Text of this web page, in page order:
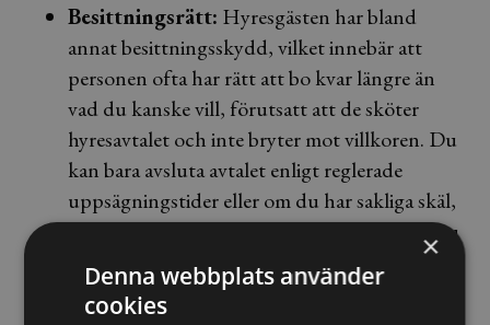
Besittningsrätt: Hyresgästen har bland
annat besittningsskydd, vilket innebär att
personen ofta har rätt att bo kvar längre än
vad du kanske vill, förutsatt att de sköter
hyresavtalet och inte bryter mot villkoren. Du
kan bara avsluta avtalet enligt reglerade
uppsägningstider eller om du har sakliga skäl,
så som utebliven hyra och grov misskötsel. Du
och hyresgästen kan dock avtala bort
besittningsrätten, men det kräver att ni
×
Denna webbplats använder
cookies